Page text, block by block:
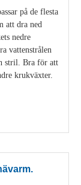
på de flesta
att dra ned
nedre
vattenstrålen
stril. Bra för att
krukväxter.